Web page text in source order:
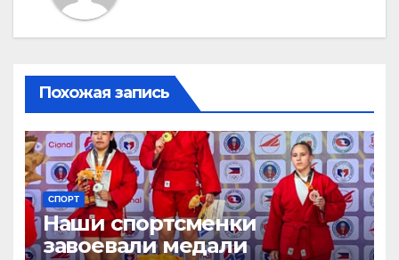
Похожая запись
СПОРТ
Наши спортсменки
завоевали медали